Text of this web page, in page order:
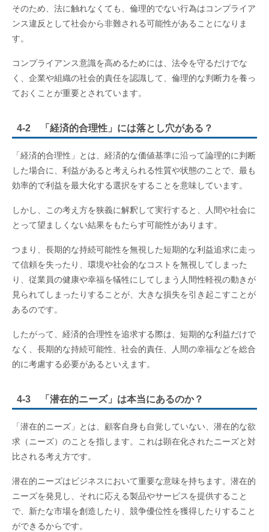
そのため、法に触れなくても、倫理的でない行為はコンプライア
ンス違反として社会から非難される可能性があることになりま
す。
コンプライアンス意識を高めるためには、法令を守るだけでな
く、企業や組織の社会的責任を認識して、倫理的な判断力を養っ
ておくことが重要とされています。
4-2 「経済的合理性」には落とし穴がある？
「経済的合理性」とは、経済的な価値基準に沿って論理的に判断
した場合に、利益があると考えられる性質や状態のことで、最も
効率的で利益を最大化する選択をすることを意味しています。
しかし、この考え方を狭義に解釈して実行すると、人間や社会に
とって望ましくない結果をもたらす可能性があります。
つまり、長期的な持続可能性を無視した短期的な利益追求に走っ
て信頼を失ったり、環境や社会的なコストを無視してしまった
り、従業員の健康や幸福を犠牲にしてしまう人間性軽視の動きが
見られてしまったりすることが、大きな損失を引き起こすことが
あるのです。
したがって、経済的合理性を追求する際は、短期的な利益だけで
なく、長期的な持続可能性、社会的責任、人間の幸福などを総合
的に考慮する必要があるといえます。
4-3 「潜在的ニーズ」は本当にあるのか？
「潜在的ニーズ」とは、顧客自身も自覚していない、潜在的な欲
求（ニーズ）のことを指します。これは顕在化されたニーズと対
比される考え方です。
潜在的ニーズはビジネスにおいて重要な意味を持ちます。潜在的
ニーズを発見し、それに応える製品やサービスを提供すること
で、新たな市場を創造したり、競争優位性を獲得したりすること
ができるからです。